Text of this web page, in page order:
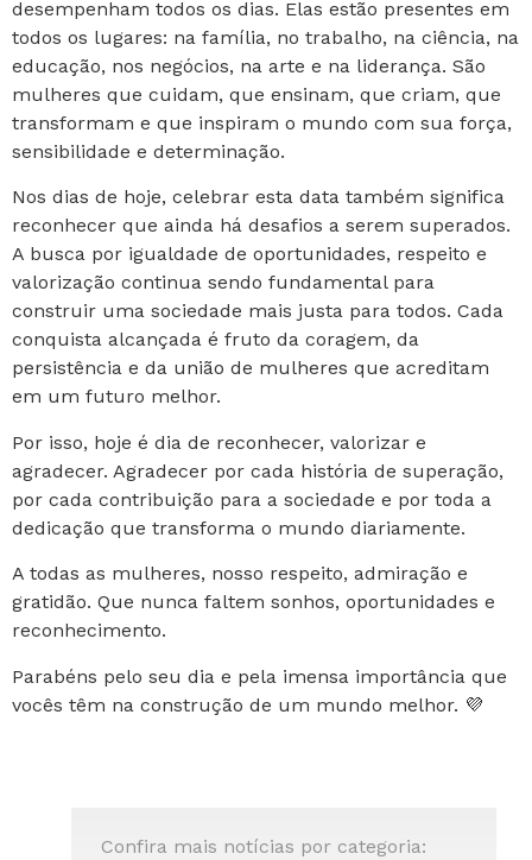
desempenham todos os dias. Elas estão presentes em
todos os lugares: na família, no trabalho, na ciência, na
educação, nos negócios, na arte e na liderança. São
mulheres que cuidam, que ensinam, que criam, que
transformam e que inspiram o mundo com sua força,
sensibilidade e determinação.
Nos dias de hoje, celebrar esta data também significa
reconhecer que ainda há desafios a serem superados.
A busca por igualdade de oportunidades, respeito e
valorização continua sendo fundamental para
construir uma sociedade mais justa para todos. Cada
conquista alcançada é fruto da coragem, da
persistência e da união de mulheres que acreditam
em um futuro melhor.
Por isso, hoje é dia de reconhecer, valorizar e
agradecer. Agradecer por cada história de superação,
por cada contribuição para a sociedade e por toda a
dedicação que transforma o mundo diariamente.
A todas as mulheres, nosso respeito, admiração e
gratidão. Que nunca faltem sonhos, oportunidades e
reconhecimento.
Parabéns pelo seu dia e pela imensa importância que
vocês têm na construção de um mundo melhor. 💜
Confira mais notícias por categoria: